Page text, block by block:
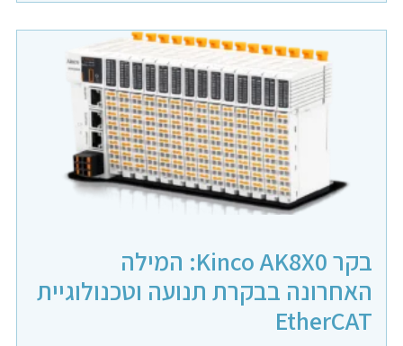
בקר Kinco AK8X0: המילה
האחרונה בבקרת תנועה וטכנולוגיית
EtherCAT